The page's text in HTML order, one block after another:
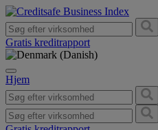
Gratis kreditrapport
Hjem